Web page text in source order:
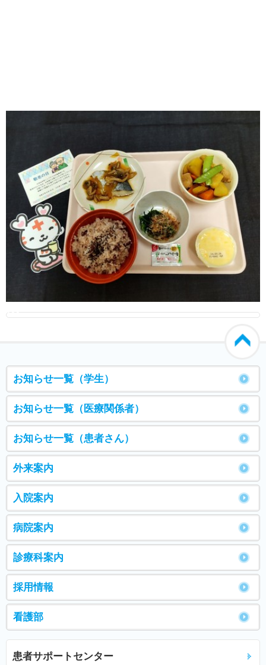
お知らせ一覧（学生）
お知らせ一覧（医療関係者）
お知らせ一覧（患者さん）
外来案内
入院案内
病院案内
診療科案内
採用情報
看護部
患者サポートセンター